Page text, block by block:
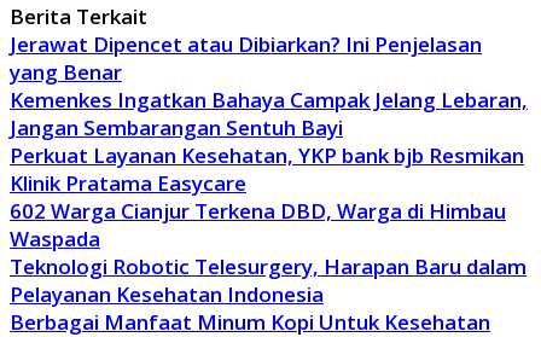
Berita Terkait
Jerawat Dipencet atau Dibiarkan? Ini Penjelasan
yang Benar
Kemenkes Ingatkan Bahaya Campak Jelang Lebaran,
Jangan Sembarangan Sentuh Bayi
Perkuat Layanan Kesehatan, YKP bank bjb Resmikan
Klinik Pratama Easycare
602 Warga Cianjur Terkena DBD, Warga di Himbau
Waspada
Teknologi Robotic Telesurgery, Harapan Baru dalam
Pelayanan Kesehatan Indonesia
Berbagai Manfaat Minum Kopi Untuk Kesehatan